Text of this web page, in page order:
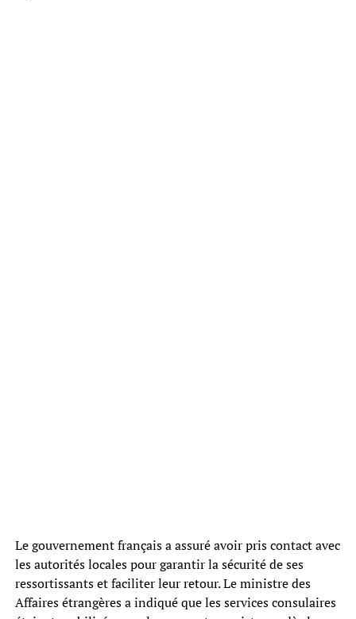
Le gouvernement français a assuré avoir pris contact avec
les autorités locales pour garantir la sécurité de ses
ressortissants et faciliter leur retour. Le ministre des
Affaires étrangères a indiqué que les services consulaires